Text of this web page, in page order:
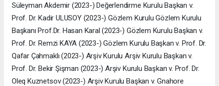
Süleyman Akdemir (2023-) Değerlendirme Kurulu Başkan v.
Prof. Dr. Kadir ULUSOY (2023-) Gözlem Kurulu Gözlem Kurulu
Başkanı Prof.Dr. Hasan Karal (2023-) Gözlem Kurulu Başkan v.
Prof. Dr. Remzi KAYA (2023-) Gözlem Kurulu Başkan v. Prof. Dr.
Qafar Çahmaklı (2023-) Arşiv Kurulu Arşiv Kurulu Başkan v.
Prof. Dr. Bekir Şişman (2023-) Arşiv Kurulu Başkan v. Prof. Dr.
Oleq Kuznetsov (2023-) Arşiv Kurulu Başkan v. Gnahore